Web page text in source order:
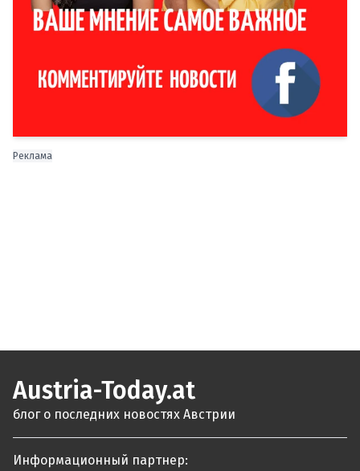
Реклама
Austria-Today.at
блог о последних новостях Австрии
Информационный партнер: